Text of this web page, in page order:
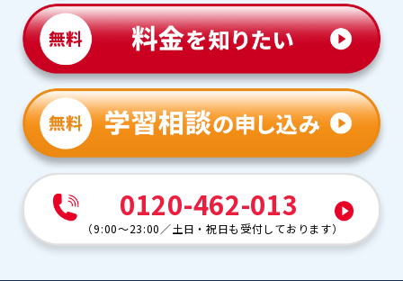
0120-462-013
（9:00～23:00 ／土日・祝日も受付しております）